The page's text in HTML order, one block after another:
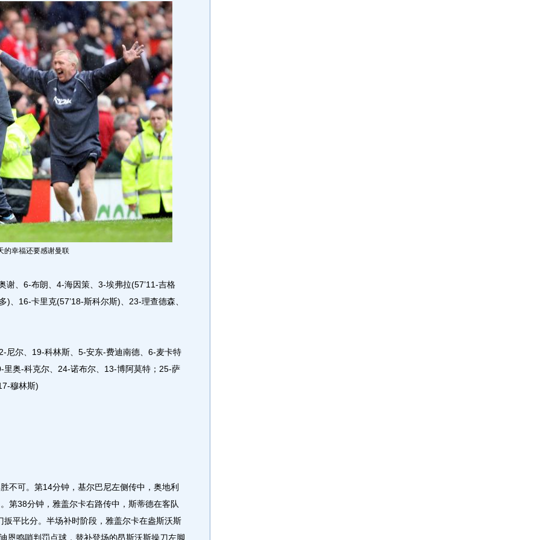
的幸福还要感谢曼联
6-布朗、4-海因策、3-埃弗拉(57’11-吉格
)、16-卡里克(57’18-斯科尔斯)、23-理查德森、
尔、19-科林斯、5-安东-费迪南德、6-麦卡特
里奥-科克尔、24-诺布尔、13-博阿莫特；25-萨
穆林斯)
可。第14分钟，基尔巴尼左侧传中，奥地利
第38分钟，雅盖尔卡右路传中，斯蒂德在客队
平比分。半场补时阶段，雅盖尔卡在盎斯沃斯
恩鸣哨判罚点球，替补登场的昂斯沃斯操刀左脚